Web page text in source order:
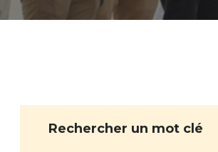
Rechercher un mot clé